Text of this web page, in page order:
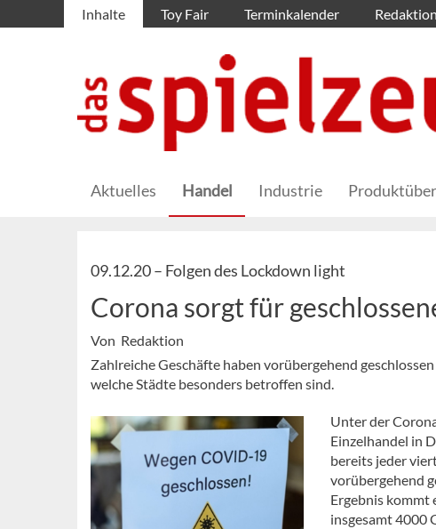
Inhalte Toy Fair Terminkalender Redaktion
Aktuelles Handel Industrie
09.12.20 – Folgen des Lockdown light
Corona sorgt für
Von Redaktion
Zahlreiche Geschäfte haben vorübergehend
welche Städte besonders betroffen sind.
Unter der
Einzelhandel in
bereits jeder
vorübergehend
Ergebnis kommt
insgesamt 4000